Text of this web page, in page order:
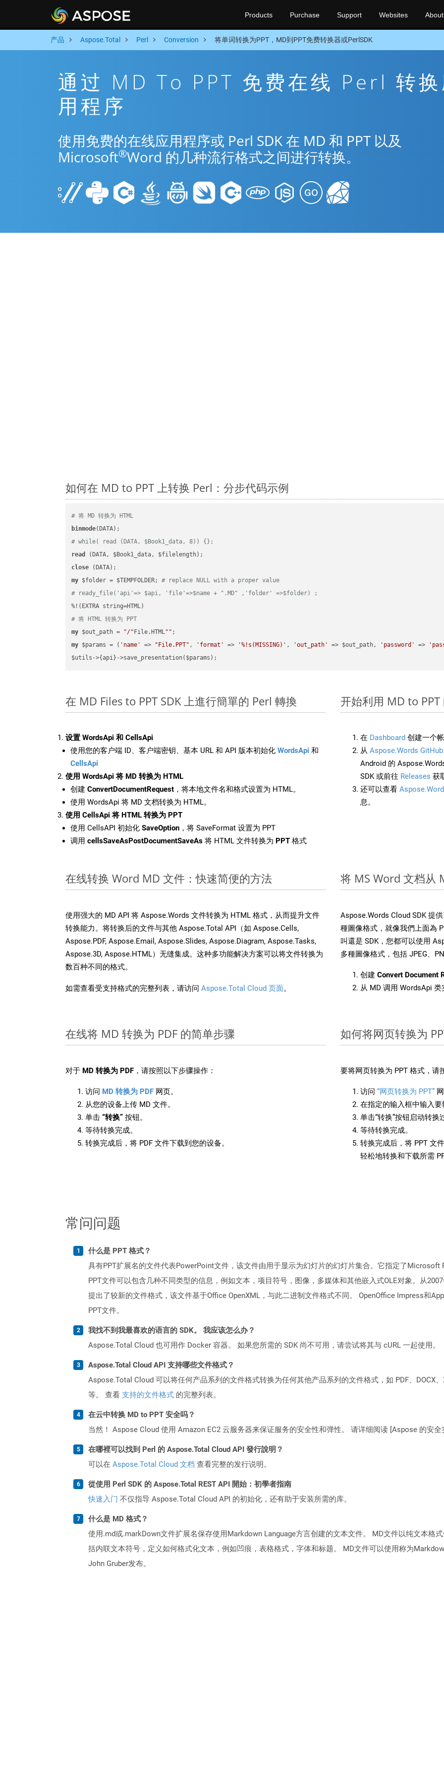
Products Purchase Support Websites About
产品 Aspose.Total Perl Conversion 将单词转换为PPT，MD到PPT免费转换器或PerlSDK
通过 MD To PPT 免费在线 Perl 转换
用程序
使用免费的在线应用程序或 Perl SDK 在 MD 和 PPT 以及
Microsoft®Word 的几种流行格式之间进行转换。
如何在 MD to PPT 上转换 Perl：分步代码示例
# 将 MD 转换为 HTML
binmode
# while( read (DATA, $Book1_data, 8)) {};
read
close
my $folder = $TEMPFOLDER; # replace NULL with a proper value
# ready_file('api'=> $api, 'file'=>$name + ".MD" ,'folder' =>$folder) ;
# 将 HTML 转换为 PPT
my $out_path = "/" File.HTML""
my $params = ( 'name' => "File.PPT" , 'format' => '%!s(MISSING)' , 'out_path' => $out_path, 'password' =>
在 MD Files to PPT SDK 上進行簡單的 Perl 轉換
设置 WordsApi 和 CellsApi
使用您的客户端 ID、客户端密钥、基本 URL 和 API 版本初始化 WordsApi 和
CellsApi
使用 WordsApi 将 MD 转换为 HTML
创建 ConvertDocumentRequest ，将本地文件名和格式设置为 HTML。
使用 WordsApi 将 MD 文档转换为 HTML。
使用 CellsApi 将 HTML 转换为 PPT
使用 CellsAPI 初始化 SaveOption ，将 SaveFormat 设置为 PPT
调用 cellsSaveAsPostDocumentSaveAs 将 HTML 文件转换为 PPT 格式
开始利用 MD to PPT
在 Dashboard 创建一个
从 Aspose.Words GitHub
Android 的
SDK 或前往 Releases 获
还可以查看
息。
在线转换 Word MD 文件：快速简便的方法
使用强大的 MD API 将 Aspose.Words 文件转换为 HTML 格式，从而提升文件
转换能力。将转换后的文件与其他 Aspose.Total API（如 Aspose.Cells,
Aspose.PDF, Aspose.Email, Aspose.Slides, Aspose.Diagram, Aspose.Tasks,
Aspose.3D, Aspose.HTML）无缝集成。这种多功能解决方案可以将文件转换为
数百种不同的格式。
如需查看受支持格式的完整列表，请访问 Aspose.Total Cloud 页面。
将 MS Word 文档从
Aspose.Words Cloud SDK 提
種圖像格式，就像我們上面為
叫還是 SDK，您都可以使用
多種圖像格式，包括 JPEG、
创建 Convert Document
从 MD 调用 WordsApi 类
在线将 MD 转换为 PDF 的简单步骤
对于 MD 转换为 PDF ，请按照以下步骤操作：
访问 MD 转换为 PDF 网页。
从您的设备上传 MD 文件。
单击 “转换” 按钮。
等待转换完成。
转换完成后，将 PDF 文件下载到您的设备。
如何将网页转换为
要将网页转换为 PPT 格式，请
访问 “网页转换为 PPT”
在指定的输入框中输入要
单击“转换”按钮启动转换
等待转换完成。
转换完成后，将 PPT 文
轻松地转换和下载所需
常问问题
什么是 PPT 格式？
具有PPT扩展名的文件代表PowerPoint文件，该文件由用于显示为幻灯片的幻灯片集合。它指定了Microsoft
PPT文件可以包含几种不同类型的信息，例如文本，项目符号，图像，多媒体和其他嵌入式OLE对象。从
提出了较新的文件格式，该文件基于Office OpenXML，与此二进制文件格式不同。 OpenOffice Impress和
PPT文件。
我找不到我最喜欢的语言的 SDK。 我应该怎么办？
Aspose.Total Cloud 也可用作 Docker 容器。 如果您所需的 SDK 尚不可用，请尝试将其与 cURL 一起使用。
Aspose.Total Cloud API 支持哪些文件格式？
Aspose.Total Cloud 可以将任何产品系列的文件格式转换为任何其他产品系列的文件格式，如 PDF、DOCX
等。 查看 支持的文件格式 的完整列表。
在云中转换 MD to PPT 安全吗？
当然！ Aspose Cloud 使用 Amazon EC2 云服务器来保证服务的安全性和弹性。 请详细阅读 [Aspose 的安
在哪裡可以找到 Perl 的 Aspose.Total Cloud API 發行說明？
可以在 Aspose.Total Cloud 文档 查看完整的发行说明。
從使用 Perl SDK 的 Aspose.Total REST API 開始：初學者指南
快速入门 不仅指导 Aspose.Total Cloud API 的初始化，还有助于安装所需的库。
什么是 MD 格式？
使用.md或.markDown文件扩展名保存使用Markdown Language方言创建的文本文件。 MD文件以纯文本格
括内联文本符号，定义如何格式化文本，例如凹痕，表格格式，字体和标题。 MD文件可以使用称为
John Gruber发布。